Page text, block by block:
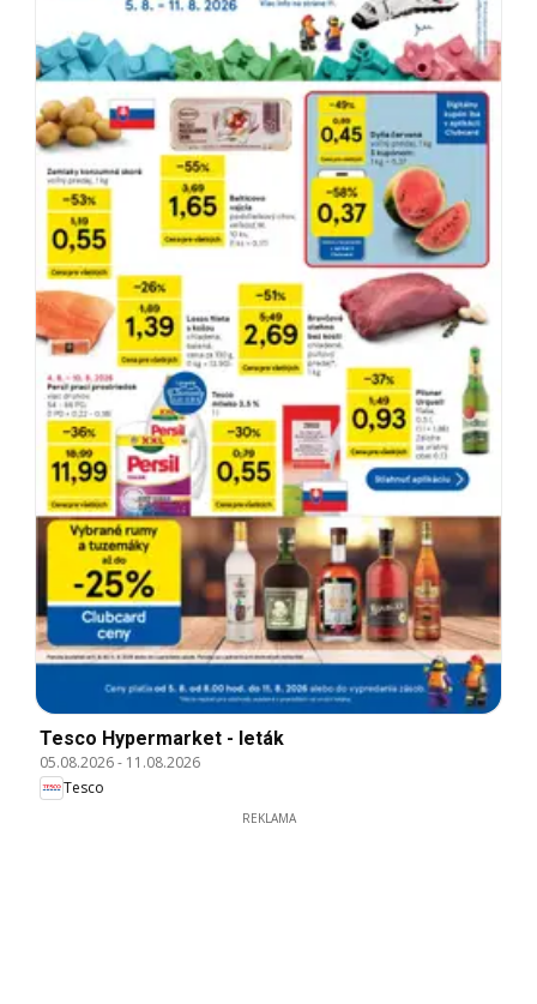
Tesco Hypermarket - leták
05.08.2026- 11.08.2026
Tesco
REKLAMA